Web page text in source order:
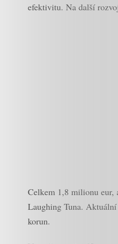
efektivitu. Na další
Celkem 1,8 milionu eur,
Laughing Tuna.
korun.